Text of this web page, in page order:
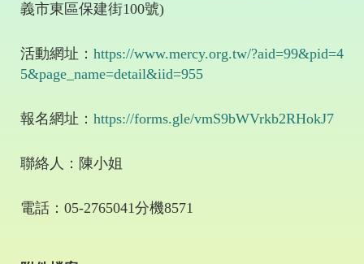
義市東區保建街100號)
活動網址： https://www.mercy.org.tw/?aid=99&pid=4
5&page_name=detail&iid=955
報名網址： https://forms.gle/vmS9bWVrkb2RHokJ7
聯絡人：陳小姐
電話： 05-2765041分機8571